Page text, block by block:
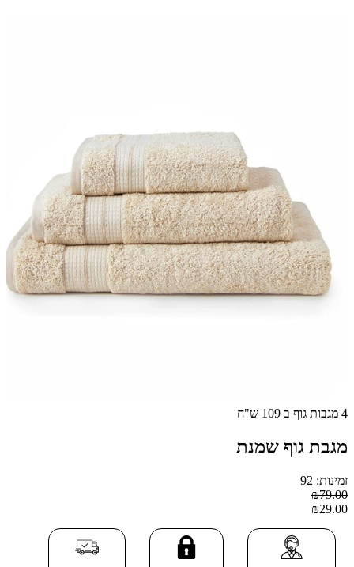
4 מגבות גוף ב 109 ש"ח
מגבת גוף שמנת
זמינות: 92
₪79.00
₪29.00